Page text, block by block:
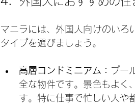
マニラには、外国人向けのいろ
タイプを選びましょう。
高層コンドミニアム： プー
全な物件です。景色もよく
す。特に仕事で忙しい人や